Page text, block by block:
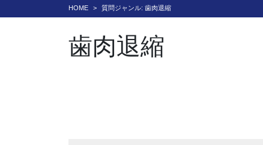
HOME 質問ジャンル: 歯肉退縮
歯肉退縮